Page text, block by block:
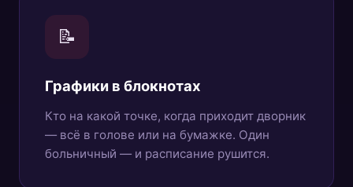
📝
Графики в блокнотах
Кто на какой точке, когда приходит дворник
— всё в голове или на бумажке. Один
больничный — и расписание рушится.